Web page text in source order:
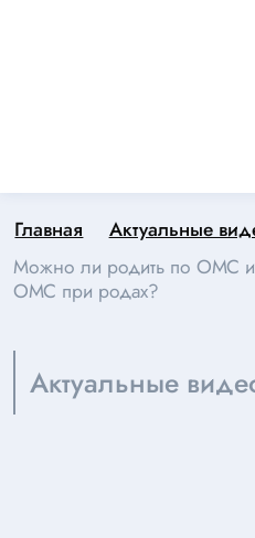
Главная
Актуальные
Можно ли родить по ОМС и
ОМС при родах?
Актуальные